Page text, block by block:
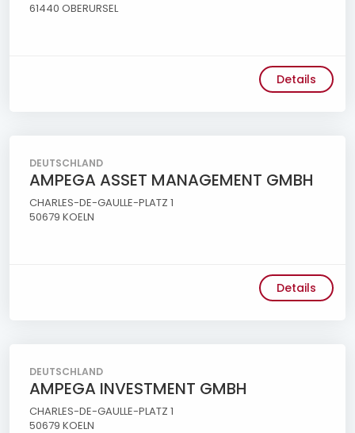
61440 OBERURSEL
Details
DEUTSCHLAND
AMPEGA ASSET MANAGEMENT GMBH
CHARLES-DE-GAULLE-PLATZ 1
50679 KOELN
Details
DEUTSCHLAND
AMPEGA INVESTMENT GMBH
CHARLES-DE-GAULLE-PLATZ 1
50679 KOELN